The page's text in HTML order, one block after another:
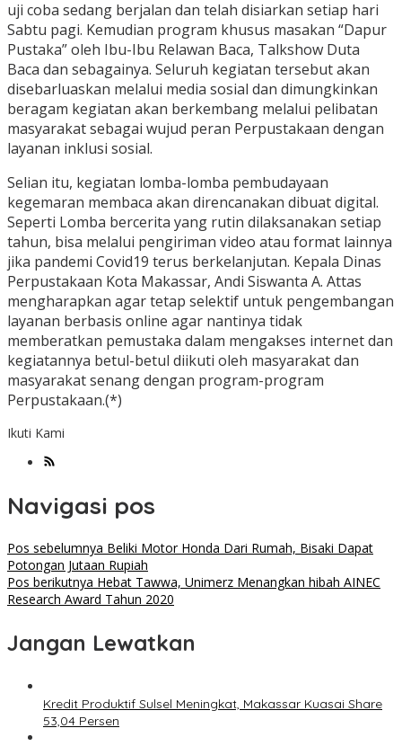
uji coba sedang berjalan dan telah disiarkan setiap hari
Sabtu pagi. Kemudian program khusus masakan “Dapur
Pustaka” oleh Ibu-Ibu Relawan Baca, Talkshow Duta
Baca dan sebagainya. Seluruh kegiatan tersebut akan
disebarluaskan melalui media sosial dan dimungkinkan
beragam kegiatan akan berkembang melalui pelibatan
masyarakat sebagai wujud peran Perpustakaan dengan
layanan inklusi sosial.
Selian itu, kegiatan lomba-lomba pembudayaan
kegemaran membaca akan direncanakan dibuat digital.
Seperti Lomba bercerita yang rutin dilaksanakan setiap
tahun, bisa melalui pengiriman video atau format lainnya
jika pandemi Covid19 terus berkelanjutan. Kepala Dinas
Perpustakaan Kota Makassar, Andi Siswanta A. Attas
mengharapkan agar tetap selektif untuk pengembangan
layanan berbasis online agar nantinya tidak
memberatkan pemustaka dalam mengakses internet dan
kegiatannya betul-betul diikuti oleh masyarakat dan
masyarakat senang dengan program-program
Perpustakaan.(*)
Ikuti Kami
Navigasi pos
Pos sebelumnya Beliki Motor Honda Dari Rumah, Bisaki Dapat
Potongan Jutaan Rupiah
Pos berikutnya Hebat Tawwa, Unimerz Menangkan hibah AINEC
Research Award Tahun 2020
Jangan Lewatkan
Kredit Produktif Sulsel Meningkat, Makassar Kuasai Share
53,04 Persen